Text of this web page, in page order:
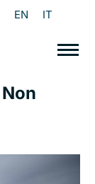
EN IT
Non